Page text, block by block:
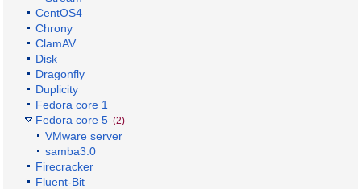
CentOS4
Chrony
ClamAV
Disk
Dragonfly
Duplicity
Fedora core 1
Fedora core 5 (2)
VMware server
samba3.0
Firecracker
Fluent-Bit